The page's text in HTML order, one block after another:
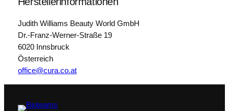
Judith Williams Beauty World GmbH
Dr.-Franz-Werner-Straße 19
6020 Innsbruck
Österreich
office@cura.co.at